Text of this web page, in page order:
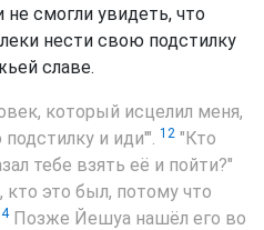
не смогли увидеть, что
нести свою подстилку
славе.
который исцелил меня,
и иди'". 12 "Кто
тебе взять её и пойти?"
это был, потому что
Позже Йешуа нашёл его во